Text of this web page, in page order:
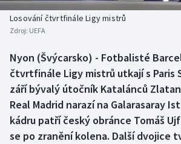
Basketbal
Biatlon
Boby a skeleton
Box
Curling
Historické návraty
Aplikace ČT sport
AZ kvíz
Losování čtvrtfinále Ligy mistrů
Zdroj: UEFA
Nyon (Švýcarsko) - Fotbalisté
čtvrtfinále Ligy mistrů utkají s Paris
září bývalý útočník Katalánců
Real Madrid narazí na Galarasaray
kádru patří český obránce Tomáš
se po zranění kolena. Další dvojice